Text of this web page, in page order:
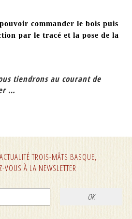
commander le bois puis
par le tracé et la pose de la
tiendrons au courant de
…
TROIS-MÂTS BASQUE,
VOUS À LA NEWSLETTER